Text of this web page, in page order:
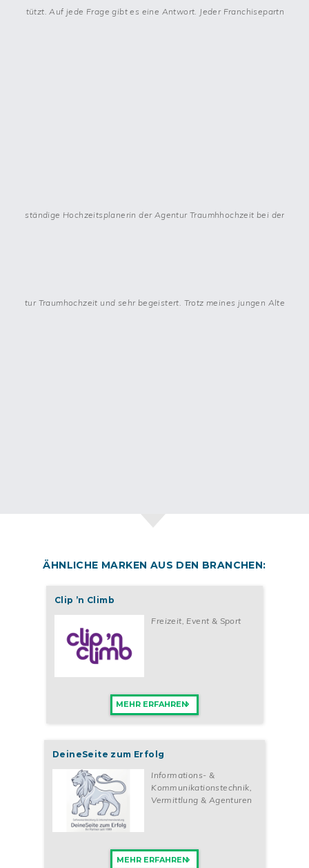
Auf jede Frage gibt es eine Antwort. Jeder Franchisepartner
selbständige Hochzeitsplanerin der Agentur Traumhhochzeit bei der
Traumhochzeit und sehr begeistert. Trotz meines jungen Alters
ÄHNLICHE MARKEN AUS DEN BRANCHEN:
Clip ’n Climb
Freizeit, Event & Sport
MEHR ERFAHREN
DeineSeite zum Erfolg
Informations- &
Kommunikationstechnik
Vermittlung & Agenturen
MEHR ERFAHREN